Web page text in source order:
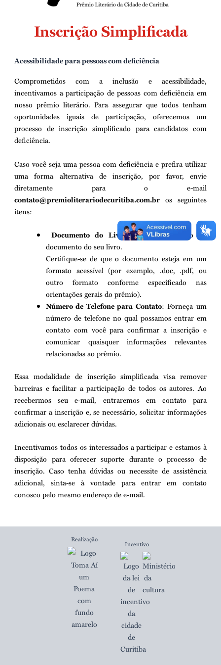
Inscrição Simplificada
Acessibilidade para pessoas com deficiência
Comprometidos com a inclusão e acessibilidade,
incentivamos a participação de pessoas com deficiência em
nosso prêmio literário. Para assegurar que todos tenham
oportunidades iguais de participação, oferecemos um
processo de inscrição simplificado para candidatos com
deficiência.
Caso você seja uma pessoa com deficiência e prefira utilizar
uma forma alternativa de inscrição, por favor, envie
diretamente para o e-mail
contato@premioliterariodecuritiba.com.br os seguintes
itens:
Documento do Livro: Anexe o arquivo do
documento do seu livro.
Certifique-se de que o documento esteja em um
formato acessível (por exemplo, .doc, .pdf, ou
outro formato conforme especificado nas
orientações gerais do prêmio).
Número de Telefone para Contato: Forneça um
número de telefone no qual possamos entrar em
contato com você para confirmar a inscrição e
comunicar quaisquer informações relevantes
relacionadas ao prêmio.
Essa modalidade de inscrição simplificada visa remover
barreiras e facilitar a participação de todos os autores. Ao
recebermos seu e-mail, entraremos em contato para
confirmar a inscrição e, se necessário, solicitar informações
adicionais ou esclarecer dúvidas.
Incentivamos todos os interessados a participar e estamos à
disposição para oferecer suporte durante o processo de
inscrição. Caso tenha dúvidas ou necessite de assistência
adicional, sinta-se à vontade para entrar em contato
conosco pelo mesmo endereço de e-mail.
Realização
Incentivo